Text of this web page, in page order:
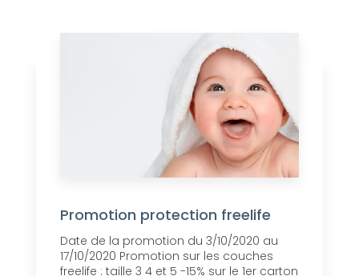
Promotion protection freelife
Date de la promotion du 3/10/2020 au
17/10/2020 Promotion sur les couches
freelife : taille 3 4 et 5 -15% sur le 1er carton